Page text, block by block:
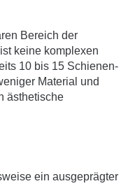
Bereich der
keine komplexen
10 bis 15 Schienen-
Material und
ästhetische
ein ausgeprägter